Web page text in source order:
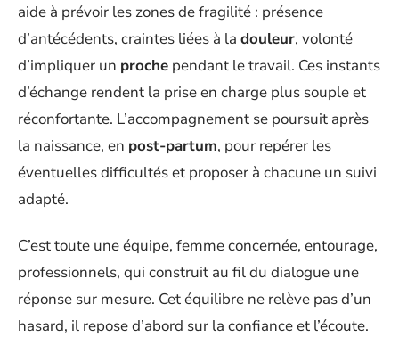
aide à prévoir les zones de fragilité : présence
d’antécédents, craintes liées à la douleur, volonté
d’impliquer un proche pendant le travail. Ces instants
d’échange rendent la prise en charge plus souple et
réconfortante. L’accompagnement se poursuit après
la naissance, en post-partum, pour repérer les
éventuelles difficultés et proposer à chacune un suivi
adapté.
C’est toute une équipe, femme concernée, entourage,
professionnels, qui construit au fil du dialogue une
réponse sur mesure. Cet équilibre ne relève pas d’un
hasard, il repose d’abord sur la confiance et l’écoute.